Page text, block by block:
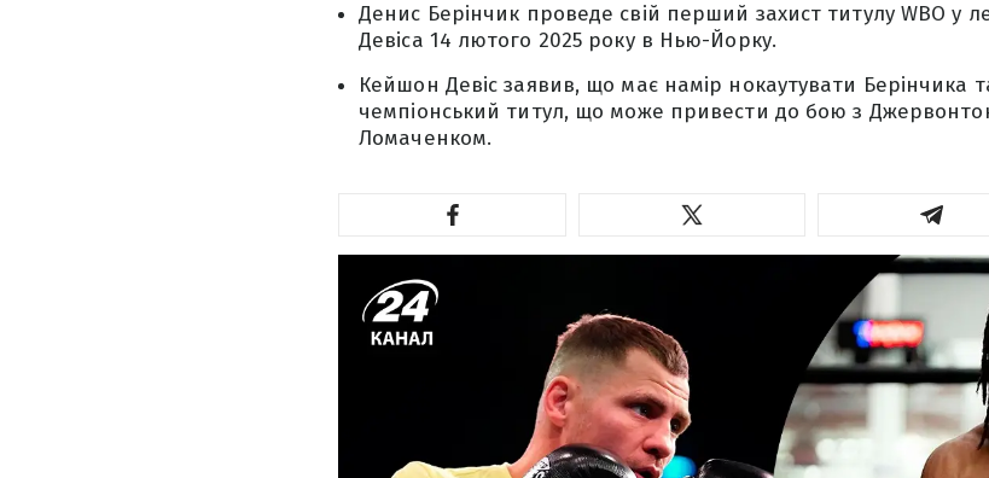
Денис Берінчик проведе свій перший захист титулу WBO у
Девіса 14 лютого 2025 року в Нью-Йорку.
Кейшон Девіс заявив, що має намір нокаутувати Берінчика
чемпіонський титул, що може привести до бою з
Ломаченком.